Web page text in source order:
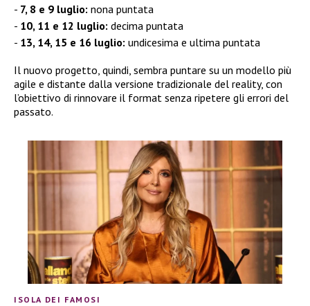
7, 8 e 9 luglio: nona puntata
10, 11 e 12 luglio: decima puntata
13, 14, 15 e 16 luglio: undicesima e ultima puntata
Il nuovo progetto, quindi, sembra puntare su un modello più
agile e distante dalla versione tradizionale del reality, con
l’obiettivo di rinnovare il format senza ripetere gli errori del
passato.
ISOLA DEI FAMOSI